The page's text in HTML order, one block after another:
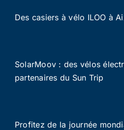
Des casiers à vélo ILOO à
SolarMoov : des vélos
partenaires du Sun Trip
Profitez de la journée